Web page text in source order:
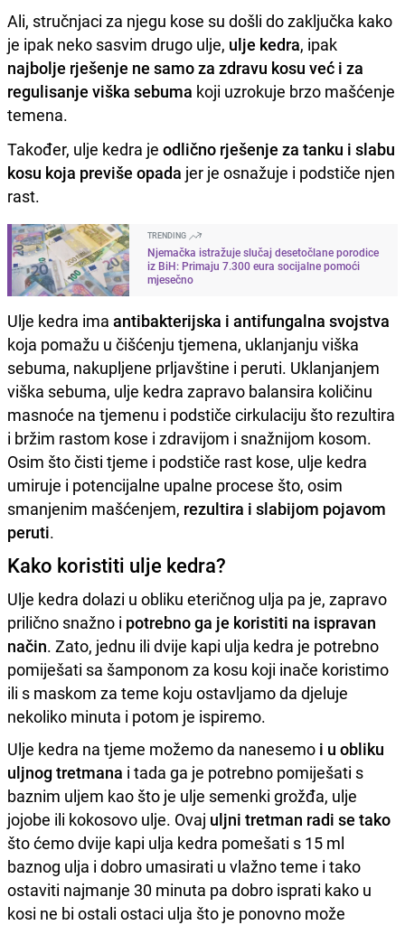
Ali, stručnjaci za njegu kose su došli do zaključka kako
je ipak neko sasvim drugo ulje, ulje kedra, ipak
najbolje rješenje ne samo za zdravu kosu već i za
regulisanje viška sebuma koji uzrokuje brzo mašćenje
temena.
Također, ulje kedra je odlično rješenje za tanku i slabu
kosu koja previše opada jer je osnažuje i podstiče njen
rast.
TRENDING
Njemačka istražuje slučaj desetočlane porodice
iz BiH: Primaju 7.300 eura socijalne pomoći
mjesečno
Ulje kedra ima antibakterijska i antifungalna svojstva
koja pomažu u čišćenju tjemena, uklanjanju viška
sebuma, nakupljene prljavštine i peruti. Uklanjanjem
viška sebuma, ulje kedra zapravo balansira količinu
masnoće na tjemenu i podstiče cirkulaciju što rezultira
i bržim rastom kose i zdravijom i snažnijom kosom.
Osim što čisti tjeme i podstiče rast kose, ulje kedra
umiruje i potencijalne upalne procese što, osim
smanjenim mašćenjem, rezultira i slabijom pojavom
peruti.
Kako koristiti ulje kedra?
Ulje kedra dolazi u obliku eteričnog ulja pa je, zapravo
prilično snažno i potrebno ga je koristiti na ispravan
način. Zato, jednu ili dvije kapi ulja kedra je potrebno
pomiješati sa šamponom za kosu koji inače koristimo
ili s maskom za teme koju ostavljamo da djeluje
nekoliko minuta i potom je ispiremo.
Ulje kedra na tjeme možemo da nanesemo i u obliku
uljnog tretmana i tada ga je potrebno pomiješati s
baznim uljem kao što je ulje semenki grožđa, ulje
jojobe ili kokosovo ulje. Ovaj uljni tretman radi se tako
što ćemo dvije kapi ulja kedra pomešati s 15 ml
baznog ulja i dobro umasirati u vlažno teme i tako
ostaviti najmanje 30 minuta pa dobro isprati kako u
kosi ne bi ostali ostaci ulja što je ponovno može